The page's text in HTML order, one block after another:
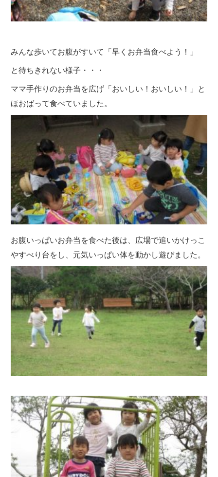
みんな歩いてお腹がすいて「早くお弁当食べよう！」
と待ちきれない様子・・・
ママ手作りのお弁当を広げ「おいしい！おいしい！」と
ほおばって食べていました。
お腹いっぱいお弁当を食べた後は、広場で追いかけっこ
やすべり台をし、元気いっぱい体を動かし遊びました。